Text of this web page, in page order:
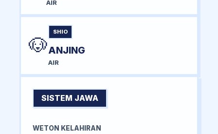
AIR
🐶
SHIO
ANJING
AIR
SISTEM JAWA
WETON KELAHIRAN